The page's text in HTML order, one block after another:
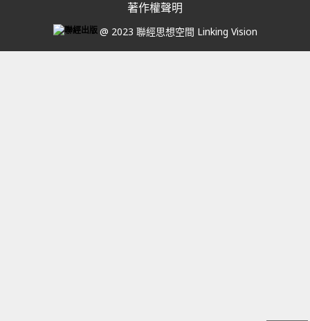
著作權聲明
@ 2023 聯經思想空間 Linking Vision